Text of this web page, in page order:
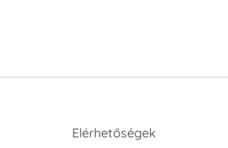
Elérhetőségek